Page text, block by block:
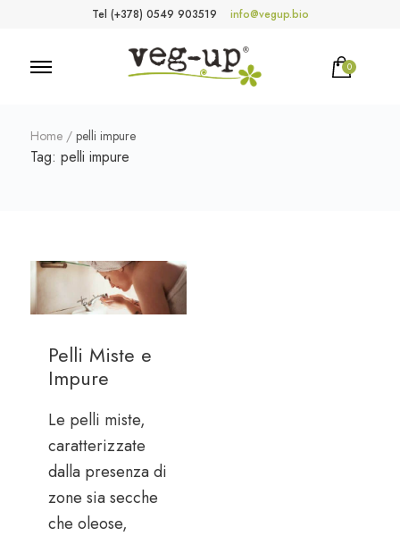
Tel (+378) 0549 903519 info@vegup.bio
0
Home / pelli impure
Tag: pelli impure
Pelli Miste e
Impure
Le pelli miste,
caratterizzate
dalla presenza di
zone sia secche
che oleose,